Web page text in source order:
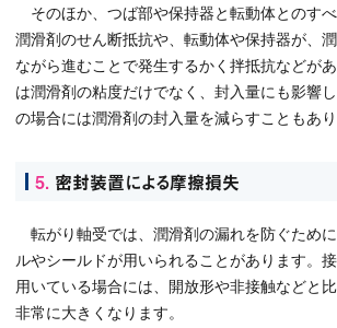
そのほか、つば部や保持器と転動体とのす
潤滑剤のせん断抵抗や、転動体や保持器が、
ながら進むことで発生するかく拌抵抗などが
は潤滑剤の粘度だけでなく、封入量にも影響
の場合には潤滑剤の封入量を減らすこともあり
5. 密封装置による摩擦損失
転がり軸受では、潤滑剤の漏れを防ぐため
ルやシールドが用いられることがあります。
用いている場合には、開放形や非接触などと
非常に大きくなります。